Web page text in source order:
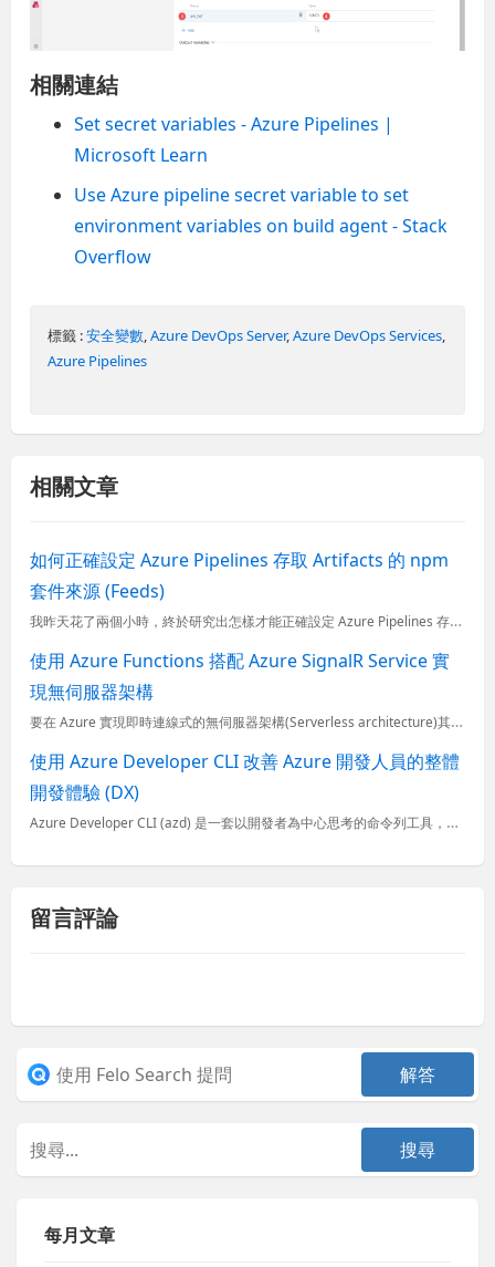
相關連結
Set secret variables - Azure Pipelines |
Microsoft Learn
Use Azure pipeline secret variable to set
environment variables on build agent - Stack
Overflow
標籤 :安全變數,Azure DevOps Server,Azure DevOps Services,
Azure Pipelines
相關文章
如何正確設定 Azure Pipelines 存取 Artifacts 的 npm
套件來源 (Feeds)
我昨天花了兩個小時，終於研究出怎樣才能正確設定 Azure Pipelines 存取 Azure Artifacts 的 npm 套件來源 (Feeds)，設定的過程實在讓人心力交瘁，沒想到就這麼簡單
使用 Azure Functions 搭配 Azure SignalR Service 實
現無伺服器架構
要在 Azure 實現即時連線式的無伺服器架構(Serverless architecture)其實相當容易，只要學會 Azure Functions 的開發方式，搭配著 Azure SignalR
使用 Azure Developer CLI 改善 Azure 開發人員的整體
開發體驗 (DX)
Azure Developer CLI (azd) 是一套以開發者為中心思考的命令列工具，專門用來建立可以部署到 Azure 的雲端應用程式。他提供一組命令可以幫助你在開發專案時，可以在專案範本、設定
留言評論
每月文章